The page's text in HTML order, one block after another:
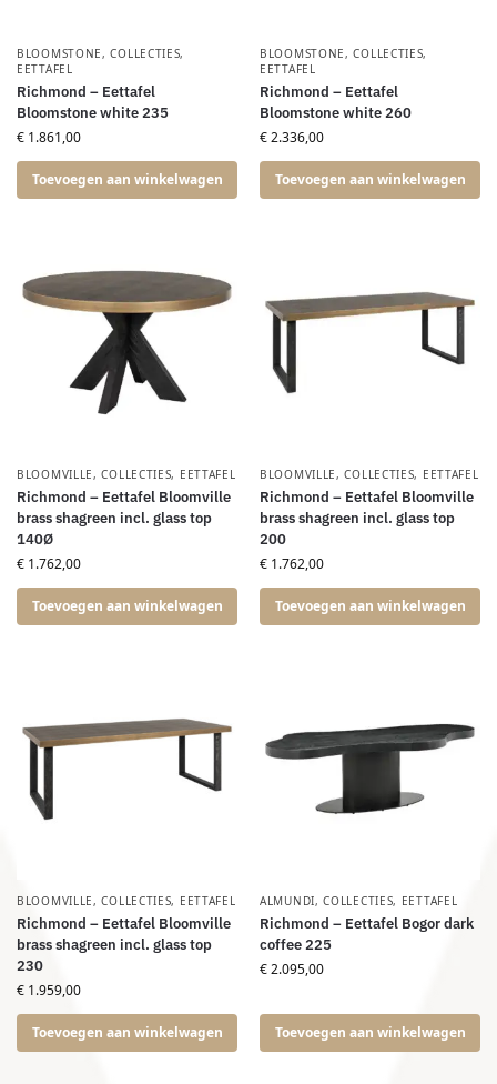
BLOOMSTONE,COLLECTIES,
EETTAFEL
Richmond – Eettafel
Bloomstone white 235
€ 1.861,00
Toevoegen aan winkelwagen
BLOOMSTONE,COLLECTIES,
EETTAFEL
Richmond – Eettafel
Bloomstone white 260
€2.336,00
Toevoegen aan winkelwagen
BLOOMVILLE,COLLECTIES, EETTAFEL
Richmond – Eettafel Bloomville
brass shagreen incl. glass top
140Ø
€ 1.762,00
Toevoegen aan winkelwagen
BLOOMVILLE,COLLECTIES, EETTAFEL
Richmond – Eettafel Bloomville
brass shagreen incl. glass top
200
€ 1.762,00
Toevoegen aan winkelwagen
BLOOMVILLE,COLLECTIES, EETTAFEL
Richmond – Eettafel Bloomville
brass shagreen incl. glass top
230
€ 1.959,00
Toevoegen aan winkelwagen
ALMUNDI,COLLECTIES, EETTAFEL
Richmond – Eettafel Bogor dark
coffee 225
€2.095,00
Toevoegen aan winkelwagen